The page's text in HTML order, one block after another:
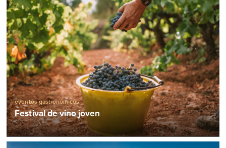
eventos gastronómicos
Festival de vino joven